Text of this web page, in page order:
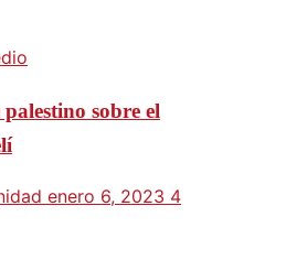
sobre el
enero 6, 2023 4